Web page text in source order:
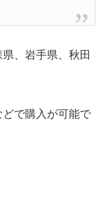
、岩手県、秋田
で購入が可能で